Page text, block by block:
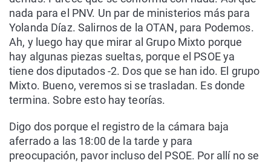
nada para el PNV. Un par de ministerios más para
Yolanda Díaz. Salirnos de la OTAN, para Podemos.
Ah, y luego hay que mirar al Grupo Mixto porque
hay algunas piezas sueltas, porque el PSOE ya
tiene dos diputados -2. Dos que se han ido. El grupo
Mixto. Bueno, veremos si se trasladan. Es donde
termina. Sobre esto hay teorías.
Digo dos porque el registro de la cámara baja
aferrado a las 18:00 de la tarde y para
preocupación, pavor incluso del PSOE. Por allí no se